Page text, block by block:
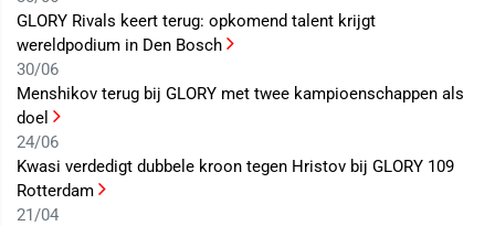
GLORY Rivals keert terug: opkomend talent krijgt
wereldpodium in Den Bosch
30/06
Menshikov terug bij GLORY met twee kampioenschappen als
doel
24/06
Kwasi verdedigt dubbele kroon tegen Hristov bij GLORY 109
Rotterdam
21/04